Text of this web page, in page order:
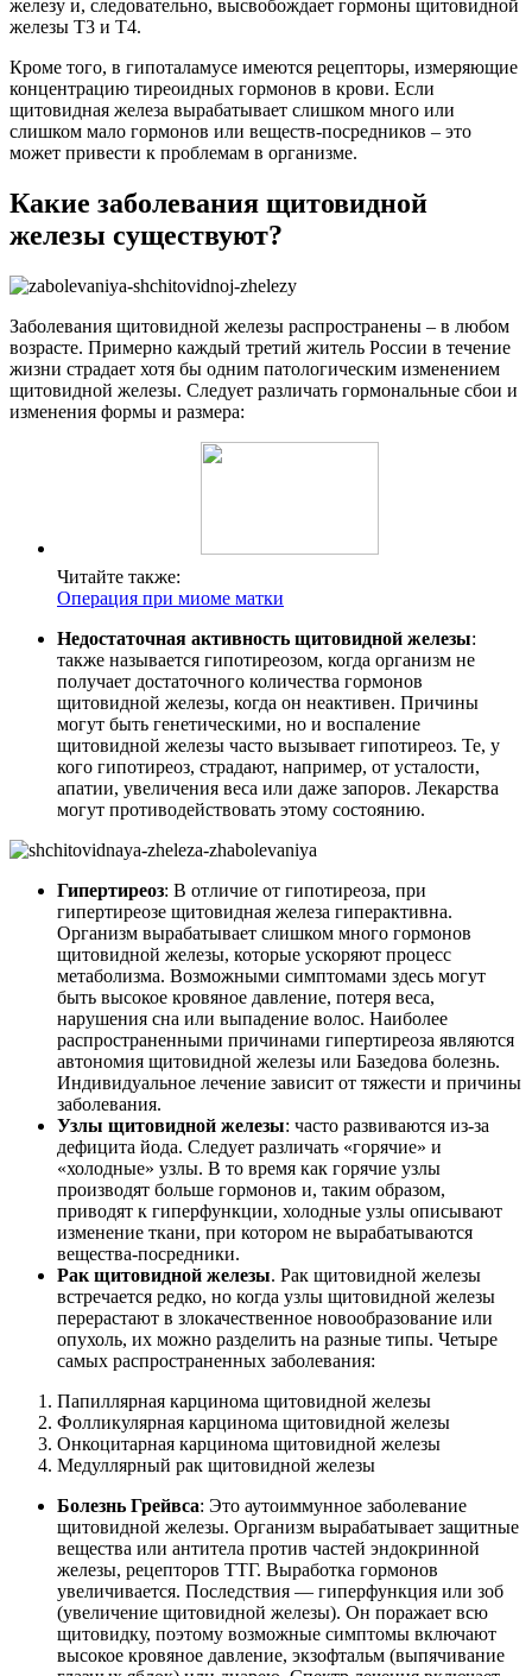
железу и, следовательно, высвобождает гормоны щитовидной
железы Т3 и Т4.
Кроме того, в гипоталамусе имеются рецепторы, измеряющие
концентрацию тиреоидных гормонов в крови. Если
щитовидная железа вырабатывает слишком много или
слишком мало гормонов или веществ-посредников – это
может привести к проблемам в организме.
Какие заболевания щитовидной
железы существуют?
Заболевания щитовидной железы распространены – в любом
возрасте. Примерно каждый третий житель России в течение
жизни страдает хотя бы одним патологическим изменением
щитовидной железы. Следует различать гормональные сбои и
изменения формы и размера:
Читайте также:
Операция при миоме матки
Недостаточная активность щитовидной железы:
также называется гипотиреозом, когда организм не
получает достаточного количества гормонов
щитовидной железы, когда он неактивен. Причины
могут быть генетическими, но и воспаление
щитовидной железы часто вызывает гипотиреоз. Те, у
кого гипотиреоз, страдают, например, от усталости,
апатии, увеличения веса или даже запоров. Лекарства
могут противодействовать этому состоянию.
Гипертиреоз: В отличие от гипотиреоза, при
гипертиреозе щитовидная железа гиперактивна.
Организм вырабатывает слишком много гормонов
щитовидной железы, которые ускоряют процесс
метаболизма. Возможными симптомами здесь могут
быть высокое кровяное давление, потеря веса,
нарушения сна или выпадение волос. Наиболее
распространенными причинами гипертиреоза являются
автономия щитовидной железы или Базедова болезнь.
Индивидуальное лечение зависит от тяжести и причины
заболевания.
Узлы щитовидной железы: часто развиваются из-за
дефицита йода. Следует различать «горячие» и
«холодные» узлы. В то время как горячие узлы
производят больше гормонов и, таким образом,
приводят к гиперфункции, холодные узлы описывают
изменение ткани, при котором не вырабатываются
вещества-посредники.
Рак щитовидной железы. Рак щитовидной железы
встречается редко, но когда узлы щитовидной железы
перерастают в злокачественное новообразование или
опухоль, их можно разделить на разные типы. Четыре
самых распространенных заболевания:
Папиллярная карцинома щитовидной железы
Фолликулярная карцинома щитовидной железы
Онкоцитарная карцинома щитовидной железы
Медуллярный рак щитовидной железы
Болезнь Грейвса: Это аутоиммунное заболевание
щитовидной железы. Организм вырабатывает защитные
вещества или антитела против частей эндокринной
железы, рецепторов ТТГ. Выработка гормонов
увеличивается. Последствия — гиперфункция или зоб
(увеличение щитовидной железы). Он поражает всю
щитовидку, поэтому возможные симптомы включают
высокое кровяное давление, экзофтальм (выпячивание